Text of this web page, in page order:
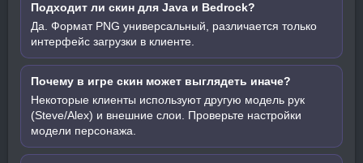
Подходит ли скин для Java и Bedrock?
Да. Формат PNG универсальный, различается только
интерфейс загрузки в клиенте.
Почему в игре скин может выглядеть иначе?
Некоторые клиенты используют другую модель рук
(Steve/Alex) и внешние слои. Проверьте настройки
модели персонажа.